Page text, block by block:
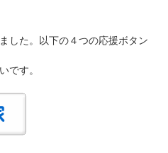
した。以下の４つの応援ボタン
です。